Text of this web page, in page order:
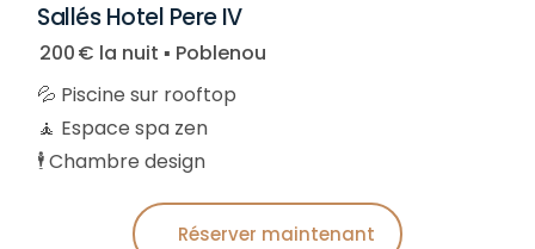
Sallés Hotel Pere IV
200 € la nuit ▪︎ Poblenou
💦 Piscine sur rooftop
🧘 Espace spa zen
🕴️ Chambre design
Réserver maintenant